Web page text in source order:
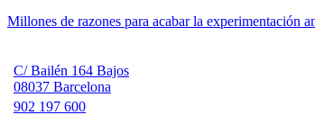
Millones de razones para acabar la experimentación
C/ Bailén 164 Bajos
08037 Barcelona
902 197 600